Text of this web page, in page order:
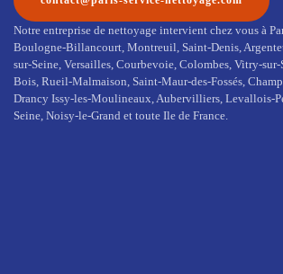
Notre entreprise de nettoyage intervient chez vous à
Boulogne-Billancourt, Montreuil, Saint-Denis,
sur-Seine, Versailles, Courbevoie, Colombes, Vitry-
Bois, Rueil-Malmaison, Saint-Maur-des-Fossés,
Drancy Issy-les-Moulineaux, Aubervilliers, Levallois-
Seine, Noisy-le-Grand et toute Ile de France.